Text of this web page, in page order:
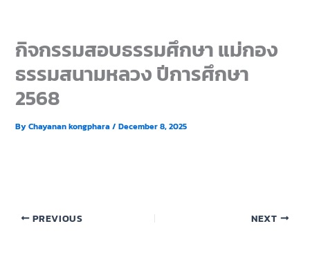
กิจกรรมสอบธรรมศึกษา แม่กอง
ธรรมสนามหลวง ปีการศึกษา
2568
ByChayanan kongphara/December 8, 2025
PREVIOUS NEXT